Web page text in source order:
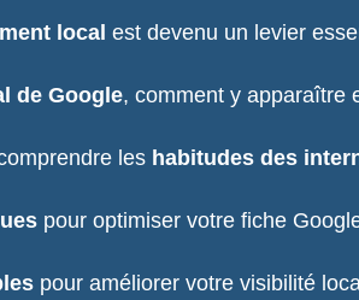
local est devenu un levier
de Google, comment y apparaître
les habitudes des
pour optimiser votre fiche
pour améliorer votre visibilité